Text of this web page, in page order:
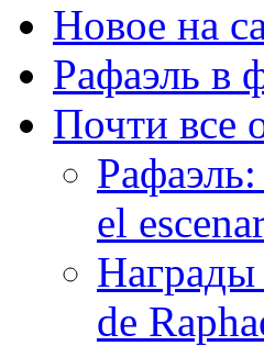
Новое на
Рафаэль в
Почти все
el
Награды
de